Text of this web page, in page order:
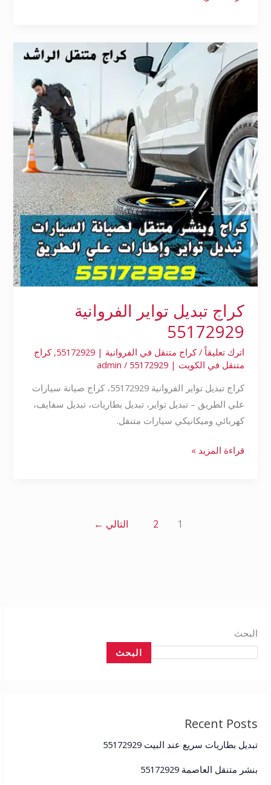
كراج تبديل تواير الفروانية
55172929
اترك تعليقاً /كراج متنقل في الفروانية | 55172929 ,كراج
متنقل في الكويت | 55172929
/
admin
كراج تبديل تواير الفروانية 55172929، كراج صيانة سيارات
علي الطريق – تبديل تواير، تبديل بطاريات، تبديل سفايف،
كهربائي وميكانيكي سيارات متنقل.
تبديل
تواير
الفروانية
55172929
قراءة المزيد »
1
2 التالي ←
البحث
البحث
Recent Posts
تبديل بطاريات سريع عند البيت 55172929
بنشر متنقل العاصمة 55172929